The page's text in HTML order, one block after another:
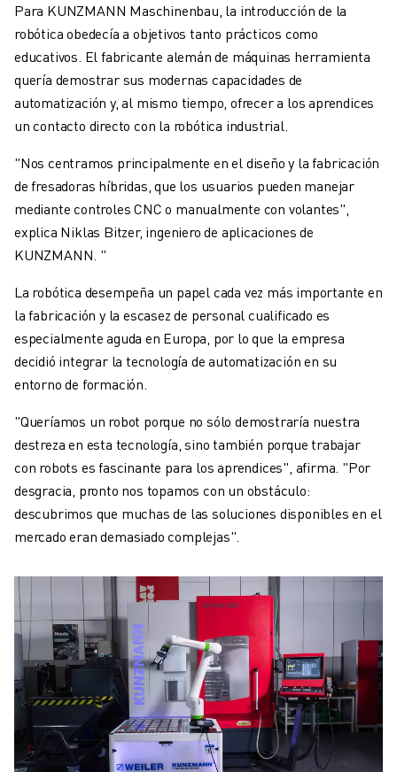
Para KUNZMANN Maschinenbau, la introducción de la
robótica obedecía a objetivos tanto prácticos como
educativos. El fabricante alemán de máquinas herramienta
quería demostrar sus modernas capacidades de
automatización y, al mismo tiempo, ofrecer a los aprendices
un contacto directo con la robótica industrial.
"Nos centramos principalmente en el diseño y la fabricación
de fresadoras híbridas, que los usuarios pueden manejar
mediante controles CNC o manualmente con volantes",
explica Niklas Bitzer, ingeniero de aplicaciones de
KUNZMANN. "
La robótica desempeña un papel cada vez más importante en
la fabricación y la escasez de personal cualificado es
especialmente aguda en Europa, por lo que la empresa
decidió integrar la tecnología de automatización en su
entorno de formación.
"Queríamos un robot porque no sólo demostraría nuestra
destreza en esta tecnología, sino también porque trabajar
con robots es fascinante para los aprendices", afirma. "Por
desgracia, pronto nos topamos con un obstáculo:
descubrimos que muchas de las soluciones disponibles en el
mercado eran demasiado complejas".